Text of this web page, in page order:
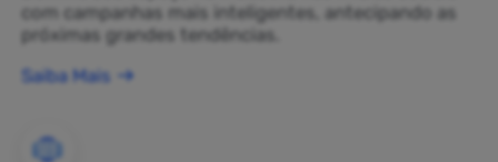
com campanhas mais inteligentes, antecipando as
próximas grandes tendências.
Saiba Mais